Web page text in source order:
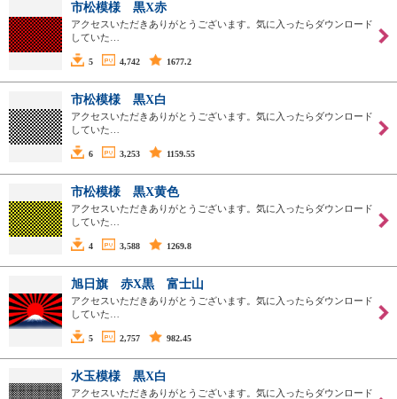
市松模様 黒X赤
アクセスいただきありがとうございます。気に入ったらダウンロード
していた…
5 4,742 1677.2
市松模様 黒X白
アクセスいただきありがとうございます。気に入ったらダウンロード
していた…
6 3,253 1159.55
市松模様 黒X黄色
アクセスいただきありがとうございます。気に入ったらダウンロード
していた…
4 3,588 1269.8
旭日旗 赤X黒 富士山
アクセスいただきありがとうございます。気に入ったらダウンロード
していた…
5 2,757 982.45
水玉模様 黒X白
アクセスいただきありがとうございます。気に入ったらダウンロード